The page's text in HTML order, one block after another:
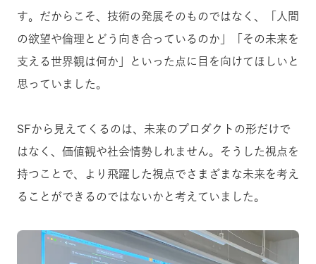
す。だからこそ、技術の発展そのものではなく、「人間
の欲望や倫理とどう向き合っているのか」「その未来を
支える世界観は何か」といった点に目を向けてほしいと
思っていました。
SFから見えてくるのは、未来のプロダクトの形だけで
はなく、価値観や社会情勢しれません。そうした視点を
持つことで、より飛躍した視点でさまざまな未来を考え
ることができるのではないかと考えていました。